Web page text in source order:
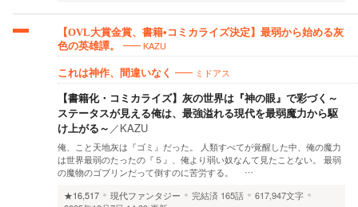
【OVL大賞金賞、書籍•コミカライズ決定】最弱から始める灰
色の英雄譚。
KAZU
これは神作、間違いなく ミドアス
【書籍化・コミカライズ】灰の世界は『神の眼』で彩づく～
ステータスが見える俺は、最強溢れる現代を最弱魔力から駆
け上がる～ ／KAZU
俺、こと天地灰は『ゴミ』だった。 人類すべてが覚醒した中、俺の魔力
は世界最弱のたったの『５』、俺より弱い奴なんて見たことない。 最弱
の魔物のゴブリンだって倒すのに苦労する。 …
★16,517
現代ファンタジー 完結済 165話
617,947文字